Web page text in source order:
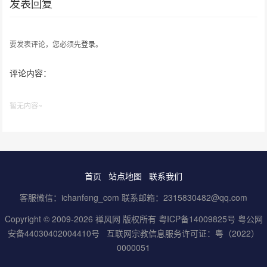
要发表评论，您必须先登录。
评论内容：
暂无内容~
首页 站点地图
联系我们
客服微信：ichanfeng_com 联系邮箱：2315830482@qq.com
Copyright © 2009-2026 禅风网 版权所有 粤ICP备14009825号 粤公网
安备44030402004410号
互联网宗教信息服务许可证：粤（2022）
0000051